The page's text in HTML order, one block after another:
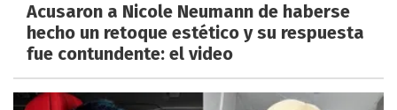
Acusaron a Nicole Neumann de haberse
hecho un retoque estético y su respuesta
fue contundente: el video